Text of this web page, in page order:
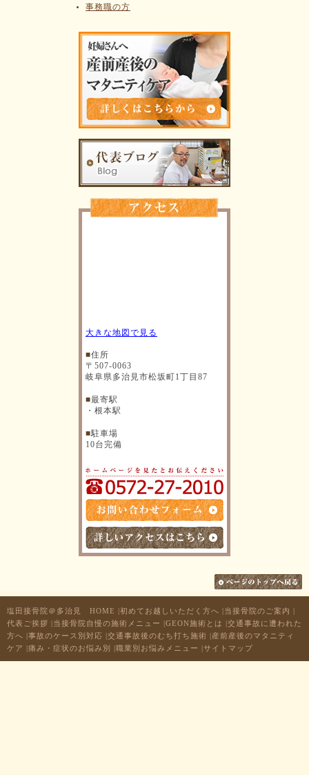
事務職の方
大きな地図で見る
■住所
〒507-0063
岐阜県多治見市松坂町1丁目87
■最寄駅
・根本駅
■駐車場
10台完備
塩田接骨院＠多治見 HOME |初めてお越しいただく方へ |当接骨院のご案内 |
代表ご挨拶 |当接骨院自慢の施術メニュー |GEON施術とは |交通事故に遭われた
方へ |事故のケース別対応 |交通事故後のむち打ち施術 |産前産後のマタニティ
ケア |痛み・症状のお悩み別 |職業別お悩みメニュー |サイトマップ